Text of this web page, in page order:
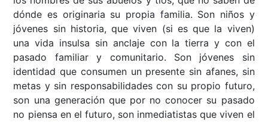
dónde es originaria su propia familia. Son niños y
jóvenes sin historia, que viven (si es que la viven)
una vida insulsa sin anclaje con la tierra y con el
pasado familiar y comunitario. Son jóvenes sin
identidad que consumen un presente sin afanes, sin
metas y sin responsabilidades con su propio futuro,
son una generación que por no conocer su pasado
no piensa en el futuro, son inmediatistas que viven el